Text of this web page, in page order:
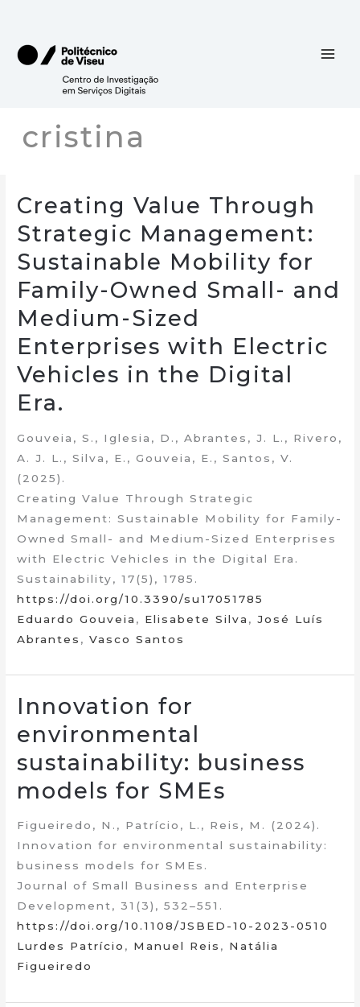
content
cristina
Creating Value Through
Strategic Management:
Sustainable Mobility for
Family-Owned Small- and
Medium-Sized
Enterprises with Electric
Vehicles in the Digital
Era.
Gouveia, S., Iglesia, D., Abrantes, J. L., Rivero,
A. J. L., Silva, E., Gouveia, E., Santos, V.
(2025).
Creating Value Through Strategic
Management: Sustainable Mobility for Family-
Owned Small- and Medium-Sized Enterprises
with Electric Vehicles in the Digital Era.
Sustainability, 17(5), 1785.
https://doi.org/10.3390/su17051785
Eduardo Gouveia , Elisabete Silva ,José Luís
Abrantes ,Vasco Santos
Innovation for
environmental
sustainability: business
models for SMEs
Figueiredo, N., Patrício, L., Reis, M. (2024).
Innovation for environmental sustainability:
business models for SMEs.
Journal of Small Business and Enterprise
Development, 31(3), 532–551.
https://doi.org/10.1108/JSBED-10-2023-0510
Lurdes Patrício , Manuel Reis , Natália
Figueiredo